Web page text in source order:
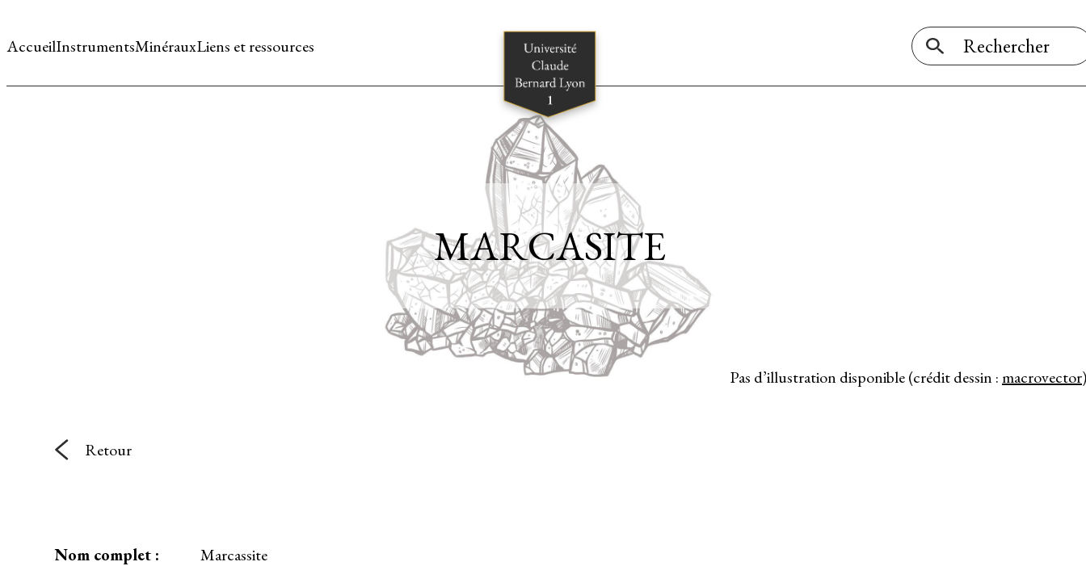
AccueilInstrumentsMinérauxLiens et ressources
Pas d’illustration disponible (crédit dessin :macrovector)
MARCASITE
Retour
Nom complet :
Marcassite